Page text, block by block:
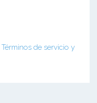
Términos de servicio y